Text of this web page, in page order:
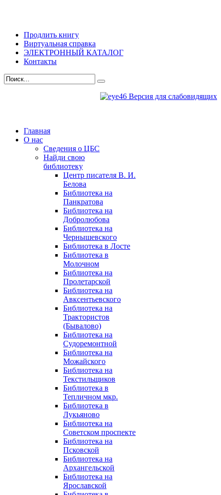
Продлить книгу
Виртуальная справка
ЭЛЕКТРОННЫЙ КАТАЛОГ
Контакты
Версия для слабовидящих
Главная
О нас
Сведения о ЦБС
Найди свою
библиотеку
Центр писателя В. И.
Белова
Библиотека на
Панкратова
Библиотека на
Добролюбова
Библиотека на
Чернышевского
Библиотека в Лосте
Библиотека в
Молочном
Библиотека на
Пролетарской
Библиотека на
Авксентьевского
Библиотека на
Трактористов
(Бывалово)
Библиотека на
Судоремонтной
Библиотека на
Можайского
Библиотека на
Текстильщиков
Библиотека в
Тепличном мкр.
Библиотека в
Лукьяново
Библиотека на
Советском проспекте
Библиотека на
Псковской
Библиотека на
Архангельской
Библиотека на
Ярославской